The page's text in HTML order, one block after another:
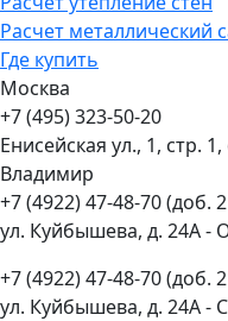
Расчет металлический
Где купить
Москва
+7 (495) 323-50-20
Енисейская ул., 1, стр.
Владимир
+7 (4922) 47-48-70 (доб.
ул. Куйбышева, д. 24А -
+7 (4922) 47-48-70 (доб.
ул. Куйбышева, д. 24А -